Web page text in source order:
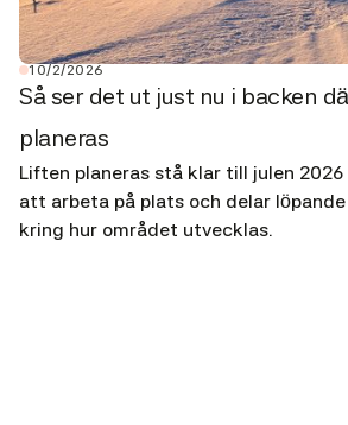
10/2/2026
Så ser det ut just nu i backen
planeras
Liften planeras stå klar till julen
att arbeta på plats och delar
kring hur området utvecklas.